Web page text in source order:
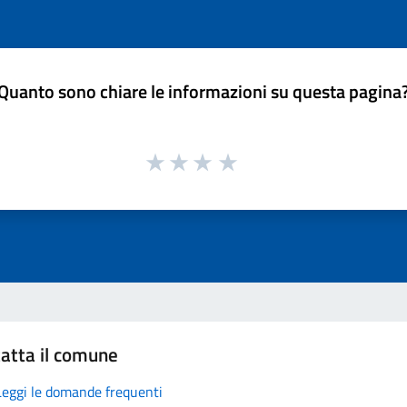
sono chiare le informazioni su questa
il comune
le domande frequenti